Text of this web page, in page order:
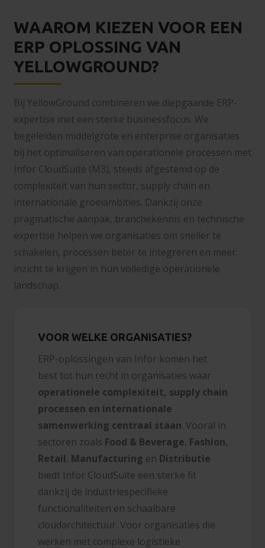
WAAROM KIEZEN VOOR EEN
ERP OPLOSSING VAN
YELLOWGROUND?
Bij YellowGround combineren we diepgaande ERP-
expertise met een sterke businessfocus. We
begeleiden middelgrote en enterprise organisaties
bij het optimaliseren van operationele processen met
Infor CloudSuite (M3), steeds afgestemd op de
complexiteit van hun sector, supply chain en
internationale groeiambities. Dankzij onze
pragmatische aanpak, branchekennis en technische
expertise helpen we organisaties om sneller te
schakelen, processen beter te integreren en meer
inzicht te krijgen in hun volledige operationele
landschap.
VOOR WELKE ORGANISATIES?
ERP-oplossingen van Infor komen het
best tot hun recht in organisaties waar
operationele complexiteit, supply chain
processen en internationale
samenwerking centraal staan. Vooral in
sectoren zoals Food & Beverage, Fashion,
Retail, Manufacturing en Distributie
biedt Infor CloudSuite een sterke fit
dankzij de industriespecifieke
functionaliteiten en schaalbare
cloudarchitectuur. Voor organisaties die
werken met complexe logistieke